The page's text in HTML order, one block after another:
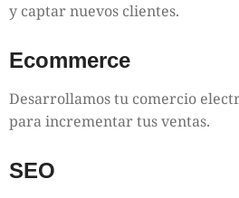
y captar nuevos clientes.
Ecommerce
Desarrollamos tu comercio
para incrementar tus ventas.
SEO